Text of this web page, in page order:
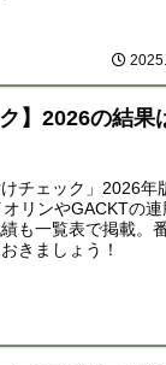
】2026の結果
チェック」2026年
リンやGACKTの連
も一覧表で掲載。
きましょう！